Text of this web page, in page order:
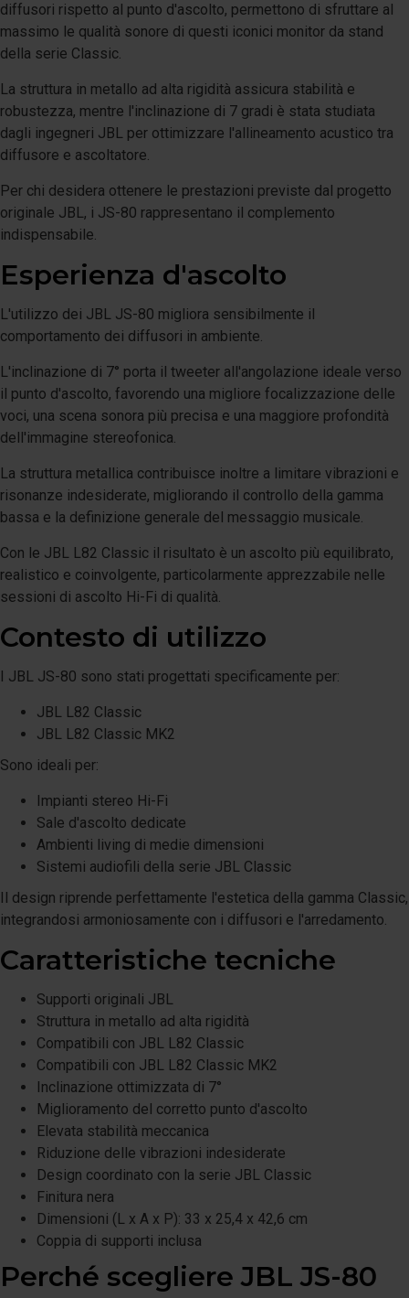
diffusori rispetto al punto d'ascolto, permettono di sfruttare al
massimo le qualità sonore di questi iconici monitor da stand
della serie Classic.
La struttura in metallo ad alta rigidità assicura stabilità e
robustezza, mentre l'inclinazione di 7 gradi è stata studiata
dagli ingegneri JBL per ottimizzare l'allineamento acustico tra
diffusore e ascoltatore.
Per chi desidera ottenere le prestazioni previste dal progetto
originale JBL, i JS-80 rappresentano il complemento
indispensabile.
Esperienza d'ascolto
L'utilizzo dei JBL JS-80 migliora sensibilmente il
comportamento dei diffusori in ambiente.
L'inclinazione di 7° porta il tweeter all'angolazione ideale verso
il punto d'ascolto, favorendo una migliore focalizzazione delle
voci, una scena sonora più precisa e una maggiore profondità
dell'immagine stereofonica.
La struttura metallica contribuisce inoltre a limitare vibrazioni e
risonanze indesiderate, migliorando il controllo della gamma
bassa e la definizione generale del messaggio musicale.
Con le JBL L82 Classic il risultato è un ascolto più equilibrato,
realistico e coinvolgente, particolarmente apprezzabile nelle
sessioni di ascolto Hi-Fi di qualità.
Contesto di utilizzo
I JBL JS-80 sono stati progettati specificamente per:
JBL L82 Classic
JBL L82 Classic MK2
Sono ideali per:
Impianti stereo Hi-Fi
Sale d'ascolto dedicate
Ambienti living di medie dimensioni
Sistemi audiofili della serie JBL Classic
Il design riprende perfettamente l'estetica della gamma Classic,
integrandosi armoniosamente con i diffusori e l'arredamento.
Caratteristiche tecniche
Supporti originali JBL
Struttura in metallo ad alta rigidità
Compatibili con JBL L82 Classic
Compatibili con JBL L82 Classic MK2
Inclinazione ottimizzata di 7°
Miglioramento del corretto punto d'ascolto
Elevata stabilità meccanica
Riduzione delle vibrazioni indesiderate
Design coordinato con la serie JBL Classic
Finitura nera
Dimensioni (L x A x P): 33 x 25,4 x 42,6 cm
Coppia di supporti inclusa
Perché scegliere JBL JS-80